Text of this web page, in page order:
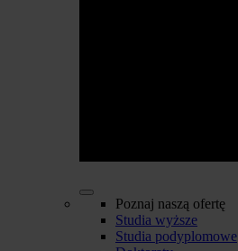
Poznaj naszą ofertę
Studia wyższe
Studia podyplomowe